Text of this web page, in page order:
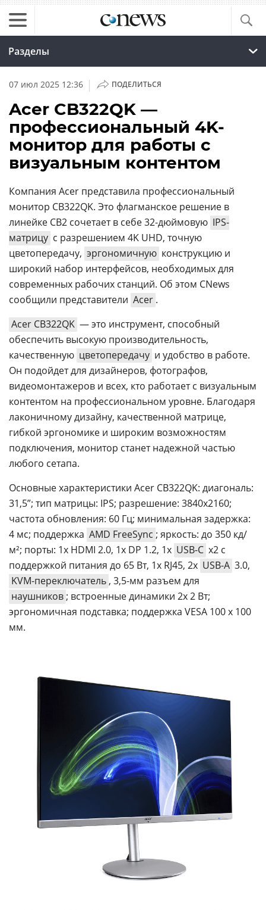
Разделы
07 июл 2025 12:36 | ПОДЕЛИТЬСЯ
Acer CB322QK —
профессиональный 4K-
монитор для работы с
визуальным контентом
Компания Acer представила профессиональный
монитор CB322QK. Это флагманское решение в
линейке CB2 сочетает в себе 32-дюймовую IPS-
матрицу с разрешением 4K UHD, точную
цветопередачу, эргономичную конструкцию и
широкий набор интерфейсов, необходимых для
современных рабочих станций. Об этом CNews
сообщили представители Acer .
Acer CB322QK — это инструмент, способный
обеспечить высокую производительность,
качественную цветопередачу и удобство в работе.
Он подойдет для дизайнеров, фотографов,
видеомонтажеров и всех, кто работает с визуальным
контентом на профессиональном уровне. Благодаря
лаконичному дизайну, качественной матрице,
гибкой эргономике и широким возможностям
подключения, монитор станет надежной частью
любого сетапа.
Основные характеристики Acer CB322QK: диагональ:
31,5”; тип матрицы: IPS; разрешение: 3840x2160;
частота обновления: 60 Гц; минимальная задержка:
4 мс; поддержка AMD FreeSync ; яркость: до 350 кд/
м²; порты: 1х HDMI 2.0, 1х DP 1.2, 1x USB-C x2 с
поддержкой питания до 65 Вт, 1x RJ45, 2x USB-A 3.0,
KVM-переключатель , 3,5-мм разъем для
наушников ; встроенные динамики 2х 2 Вт;
эргономичная подставка; поддержка VESA 100 х 100
мм.